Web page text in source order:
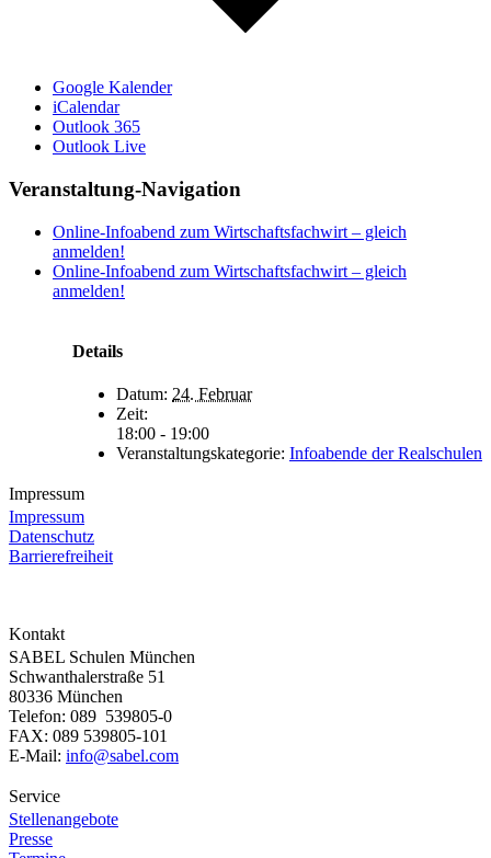
Google Kalender
iCalendar
Outlook 365
Outlook Live
Veranstaltung-Navigation
Online-Infoabend zum Wirtschaftsfachwirt – gleich
anmelden!
Online-Infoabend zum Wirtschaftsfachwirt – gleich
anmelden!
Details
Datum: 24. Februar
Zeit:
18:00 - 19:00
Veranstaltungskategorie: Infoabende der Realschulen
Impressum
Impressum
Datenschutz
Barrierefreiheit
Kontakt
SABEL Schulen München
Schwanthalerstraße 51
80336 München
Telefon: 089 539805-0
FAX: 089 539805-101
E-Mail: info@sabel.com
Service
Stellenangebote
Presse